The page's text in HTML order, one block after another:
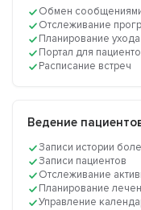
Обмен
Отслеживание
Планирование ухода
Портал для
Расписание встреч
Ведение
Записи истории
Записи пациентов
Отслеживание
Планирование
Управление